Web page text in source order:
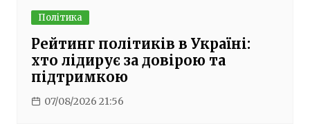
Політика
Рейтинг політиків в Україні:
хто лідирує за довірою та
підтримкою
07/08/2026 21:56